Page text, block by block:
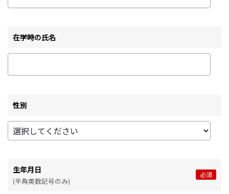
在学時の氏名
性別
生年月日 必須
(半角英数記号のみ)